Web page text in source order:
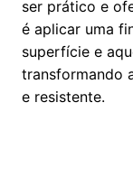
ser prático e
é aplicar uma
superfície e
transformando
e resistente.